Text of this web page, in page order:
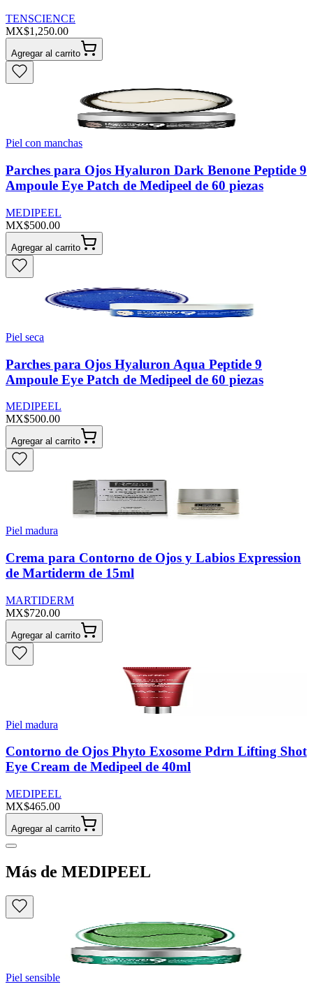
TENSCIENCE
MX$1,250.00
Agregar al carrito
Piel con manchas
Parches para Ojos Hyaluron Dark Benone Peptide 9
Ampoule Eye Patch de Medipeel de 60 piezas
MEDIPEEL
MX$500.00
Agregar al carrito
Piel seca
Parches para Ojos Hyaluron Aqua Peptide 9
Ampoule Eye Patch de Medipeel de 60 piezas
MEDIPEEL
MX$500.00
Agregar al carrito
Piel madura
Crema para Contorno de Ojos y Labios Expression
de Martiderm de 15ml
MARTIDERM
MX$720.00
Agregar al carrito
Piel madura
Contorno de Ojos Phyto Exosome Pdrn Lifting Shot
Eye Cream de Medipeel de 40ml
MEDIPEEL
MX$465.00
Agregar al carrito
Más de MEDIPEEL
Piel sensible